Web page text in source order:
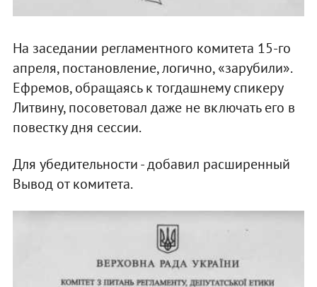
На заседании регламентного комитета 15-го
апреля, постановление, логично, «зарубили».
Ефремов, обращаясь к тогдашнему спикеру
Литвину, посоветовал даже не включать его в
повестку дня сессии.
Для убедительности - добавил расширенный
Вывод от комитета.